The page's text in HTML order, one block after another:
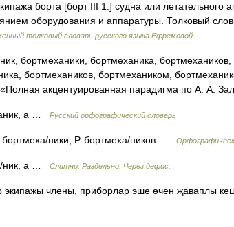
борта [борт III 1.] судна или летательного
оборудования и аппаратуры. Толковый
толковый словарь русского языка Ефремовой
бортмеханики, бортмеханика, бортмехаников,
бортмехаников, бортмехаником,
акцентуированная парадигма по А. А.
а … Русский орфографический словарь
ники, Р. бортмеха/ников …
ник, а … Слитно. Раздельно. Через дефис.
члены, приборлар эше өчен җаваплы